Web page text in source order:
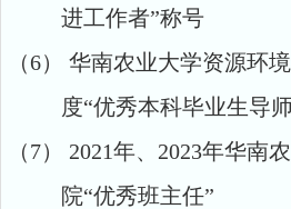
进工作者”称号
（6） 华南农业大学资源环
度“优秀本科毕业生导
（7） 2021年、 2023年华南
院“优秀班主任”